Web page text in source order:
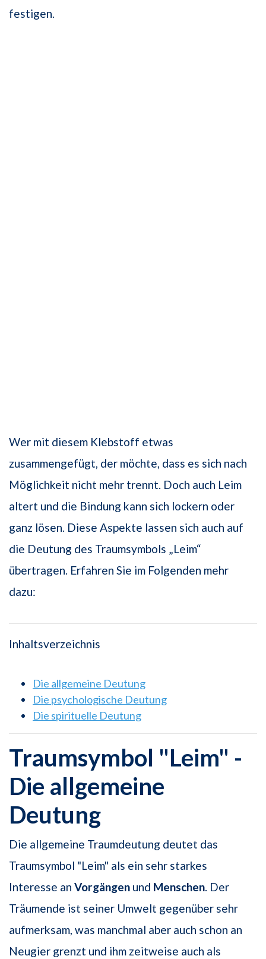
festigen.
Wer mit diesem Klebstoff etwas
zusammengefügt, der möchte, dass es sich nach
Möglichkeit nicht mehr trennt. Doch auch Leim
altert und die Bindung kann sich lockern oder
ganz lösen. Diese Aspekte lassen sich auch auf
die Deutung des Traumsymbols „Leim“
übertragen. Erfahren Sie im Folgenden mehr
dazu:
Inhaltsverzeichnis
Die allgemeine Deutung
Die psychologische Deutung
Die spirituelle Deutung
Traumsymbol "Leim" -
Die allgemeine
Deutung
Die allgemeine Traumdeutung deutet das
Traumsymbol "Leim" als ein sehr starkes
Interesse an Vorgängen und Menschen. Der
Träumende ist seiner Umwelt gegenüber sehr
aufmerksam, was manchmal aber auch schon an
Neugier grenzt und ihm zeitweise auch als